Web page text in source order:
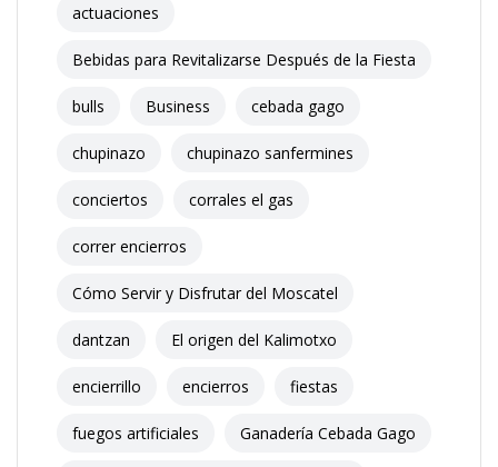
actuaciones
Bebidas para Revitalizarse Después de la Fiesta
bulls Business cebada gago
chupinazo chupinazo sanfermines
conciertos corrales el gas
correr encierros
Cómo Servir y Disfrutar del Moscatel
dantzan El origen del Kalimotxo
encierrillo encierros fiestas
fuegos artificiales Ganadería Cebada Gago